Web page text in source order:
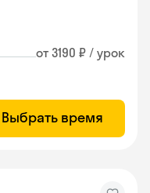
от 3190 ₽ / урок
Выбрать время